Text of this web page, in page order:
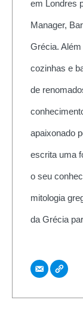
em Londres
Manager,
Grécia.
cozinhas e
de
apaixonado
escrita uma
o seu
mitologia
da Grécia